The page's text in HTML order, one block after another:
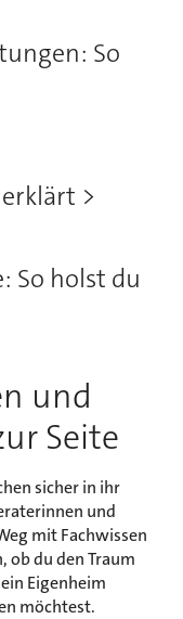
So
So holst du
und
Seite
sicher in ihr
und
mit Fachwissen
ob du den Traum
Eigenheim
möchtest.